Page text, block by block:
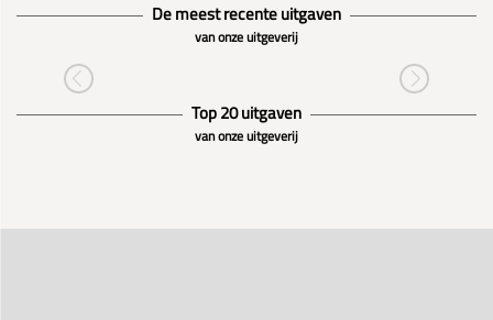
De meest recente uitgaven
van onze uitgeverij
Top 20 uitgaven
van onze uitgeverij